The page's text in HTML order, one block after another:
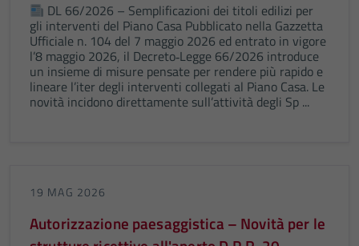
DL 66/2026 – Semplificazioni dei titoli edilizi per
gli interventi del Piano Casa Pubblicato nella Gazzetta
Ufficiale n. 104 del 7 maggio 2026 ed entrato in vigore
l’8 maggio 2026, il Decreto‑Legge 66/2026 introduce
un insieme di misure pensate per rendere più rapido e
lineare l’iter degli interventi collegati al Piano Casa. Le
novità incidono direttamente sull’attività degli Sp ...
19 MAG 2026
Autorizzazione paesaggistica – Novità per le